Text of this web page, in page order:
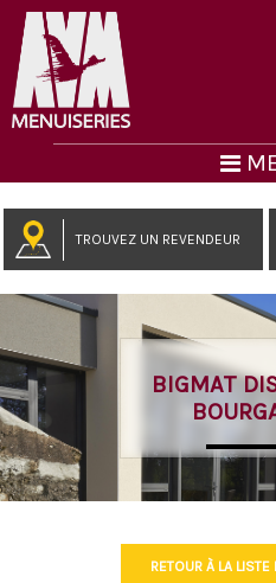
TROUVEZ UN REVENDEUR
BIGMAT
RETOUR À LA